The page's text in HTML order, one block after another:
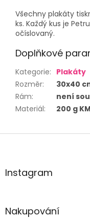
Všechny plakáty
ks. Každý kus je
očíslovaný.
Doplňkové
Kategorie: Plakáty
Rozměr:
30x40
Rám:
není
Materiál: 200 g KM
Z
aInstagram
Nakupování